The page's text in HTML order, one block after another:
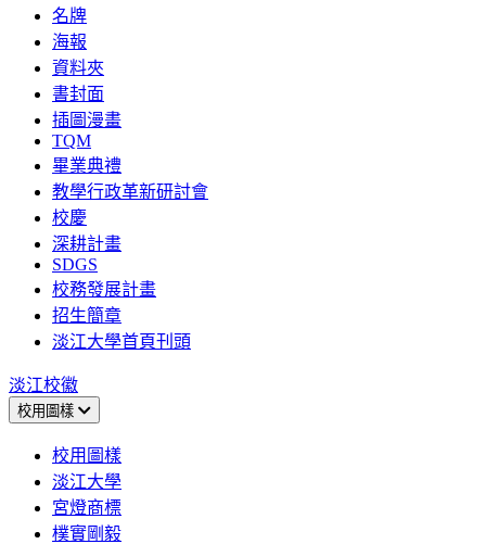
名牌
海報
資料夾
書封面
插圖漫畫
TQM
畢業典禮
教學行政革新研討會
校慶
深耕計畫
SDGS
校務發展計畫
招生簡章
淡江大學首頁刊頭
淡江校徽
校用圖樣
校用圖樣
淡江大學
宮燈商標
樸實剛毅